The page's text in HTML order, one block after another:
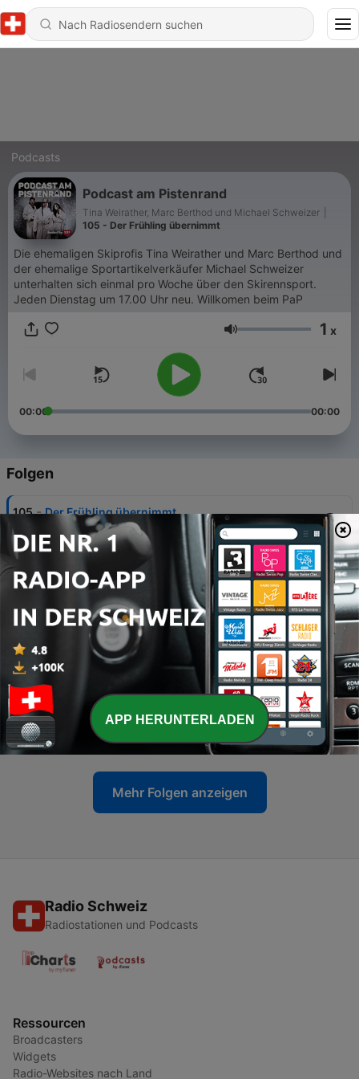
Podcasts
Podcast am Pistenrand
Tina Weirather, Marc Berthod und Michael Schweizer
105 - Der Frühling übernimmt
Die ehemaligen Skiprofis Tina Weirather und Marc Berthod und
der ehemalige Sportartikelverkäufer Michael Schweizer
unterhalten sich einmal pro Woche über den Skirennsport.
Jeden Dienstag um 17.00 Uhr neu. Willkomen beim PaP
Lautstärke 1 x
00:00 00:00
Folgen
105 - Der Frühling übernimmt
31 Mär. 2026
104
24 Mär. 2026
103 Die Nationale Schaltung
102 - Irena Cortani
10 Mär. 2026
101 - Fasnachts-Siege
03 Mär. 2026
Mehr Folgen anzeigen
Radio Schweiz
Radiostationen und Podcasts
Ressourcen
Broadcasters
Widgets
Radio-Websites nach Land
APP HERUNTERLADEN